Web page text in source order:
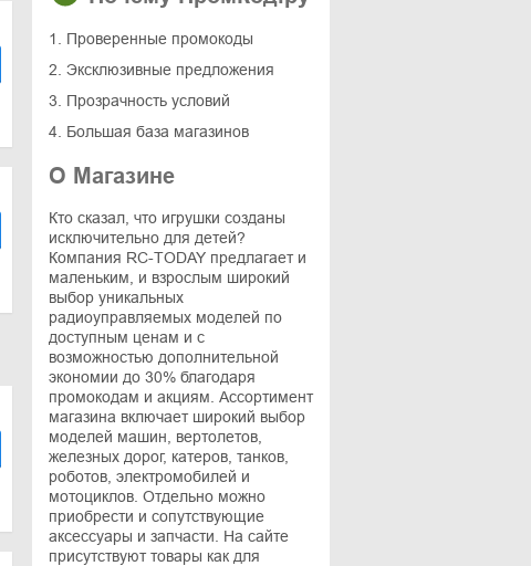
1. Проверенные промокоды
2. Эксклюзивные предложения
3. Прозрачность условий
4. Большая база магазинов
О Магазине
Кто сказал, что игрушки созданы
исключительно для детей?
Компания RC-TODAY предлагает и
маленьким, и взрослым широкий
выбор уникальных
радиоуправляемых моделей по
доступным ценам и с
возможностью дополнительной
экономии до 30% благодаря
промокодам и акциям. Ассортимент
магазина включает широкий выбор
моделей машин, вертолетов,
железных дорог, катеров, танков,
роботов, электромобилей и
мотоциклов. Отдельно можно
приобрести и сопутствующие
аксессуары и запчасти. На сайте
присутствуют товары как для